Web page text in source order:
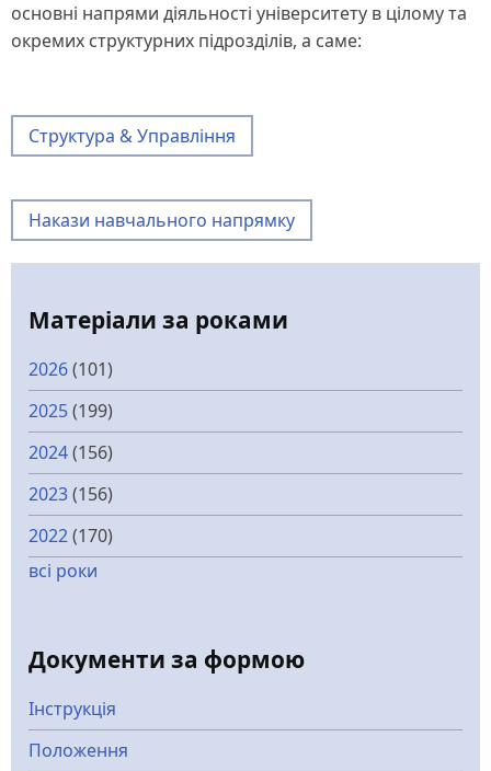
основні напрями діяльності університету в цілому та
окремих структурних підрозділів, а саме:
Структура & Управління
Накази навчального напрямку
Матеріали за роками
2026(101)
2025(199)
2024(156)
2023(156)
2022(170)
всі роки
Документи за формою
Інструкція
Положення